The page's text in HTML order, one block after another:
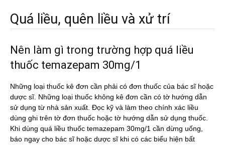
Quá liều, quên liều và xử trí
Nên làm gì trong trường hợp quá liều
thuốc temazepam 30mg/1
Những loại thuốc kê đơn cần phải có đơn thuốc của bác sĩ hoặc
dược sĩ. Những loại thuốc không kê đơn cần có tờ hướng dẫn
sử dụng từ nhà sản xuất. Đọc kỹ và làm theo chính xác liều
dùng ghi trên tờ đơn thuốc hoặc tờ hướng dẫn sử dụng thuốc.
Khi dùng quá liều thuốc temazepam 30mg/1 cần dừng uống,
báo ngay cho bác sĩ hoặc dược sĩ khi có các biểu hiện bất